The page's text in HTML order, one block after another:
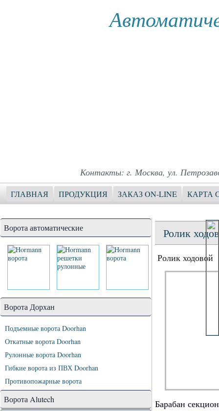
Контакты: г. Москва, ул.
ГЛАВНАЯ ПРОДУКЦИЯ ЗАКАЗ ON-LINE КАРТА
Ворота автоматические
Ворота Дорхан
Подъемные ворота Doorhan
Откатные ворота Doorhan
Рулонные ворота Doorhan
Гибкие ворота из ПВХ Doorhan
Противопожарные ворота
Ворота Alutech
Ролик
Ролик ходовой
Барабан